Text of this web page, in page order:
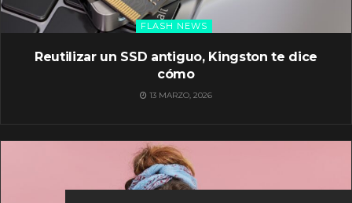
FLASH NEWS
Reutilizar un SSD antiguo, Kingston te dice
cómo
13 MARZO, 2026